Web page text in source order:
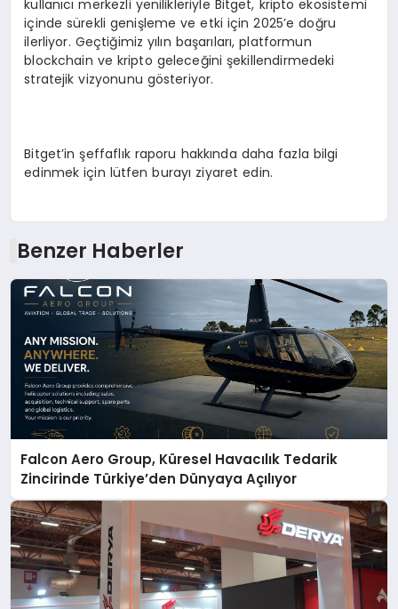
kullanıcı merkezli yenilikleriyle Bitget, kripto ekosistemi
içinde sürekli genişleme ve etki için 2025’e doğru
ilerliyor. Geçtiğimiz yılın başarıları, platformun
blockchain ve kripto geleceğini şekillendirmedeki
stratejik vizyonunu gösteriyor.
Bitget’in şeffaflık raporu hakkında daha fazla bilgi
edinmek için lütfen burayı ziyaret edin.
Benzer Haberler
Falcon Aero Group, Küresel Havacılık Tedarik
Zincirinde Türkiye’den Dünyaya Açılıyor